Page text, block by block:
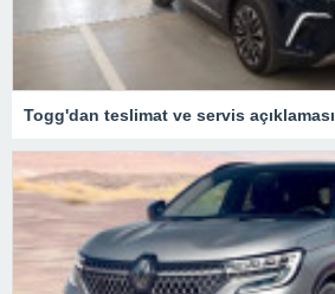
Togg'dan teslimat ve servis açıklaması